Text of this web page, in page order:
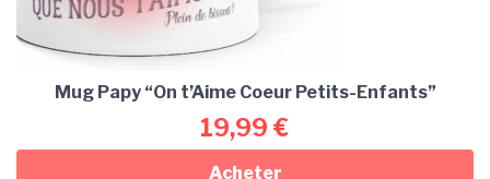
Mug Papy “On t’Aime Coeur Petits-Enfants”
19,99 €
Acheter